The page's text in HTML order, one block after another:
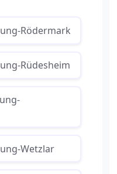
Rödermark
Rüdesheim
Wetzlar